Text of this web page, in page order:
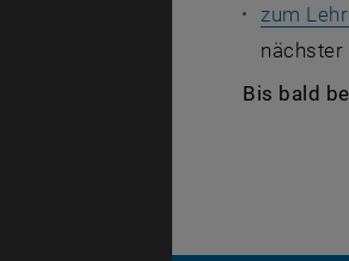
zum
nächster
Bis bald